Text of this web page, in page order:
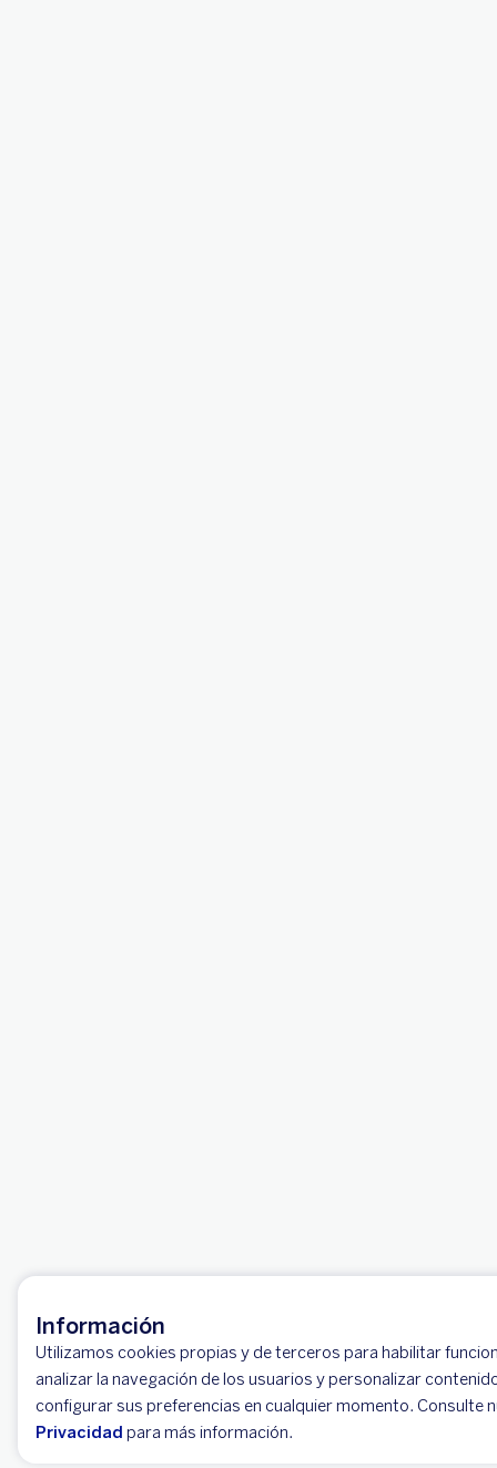
Información
Utilizamos cookies propias y de terceros para habilitar
analizar la navegación de los usuarios y personalizar
configurar sus preferencias en cualquier momento. Consulte
Privacidad para más información.